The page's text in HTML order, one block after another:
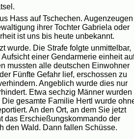
Hass auf Tschechen. Augenzeugen
ihrer Tochter Gabriela oder
ist uns bis heute unbekannt.
wurde. Die Strafe folgte unmittelbar,
einer Gendarmerie einheit
mussten alle deutschen Einwohner
Fünfte Gefahr lief, erschossen zu
Angeblich wurde dies nur
Etwa sechzig Männer wurden
gesamte Familie Hertl wurde
An den Ort, an dem Sie jetzt
das Erschießungskommando der
den Wald. Dann fallen Schüsse.